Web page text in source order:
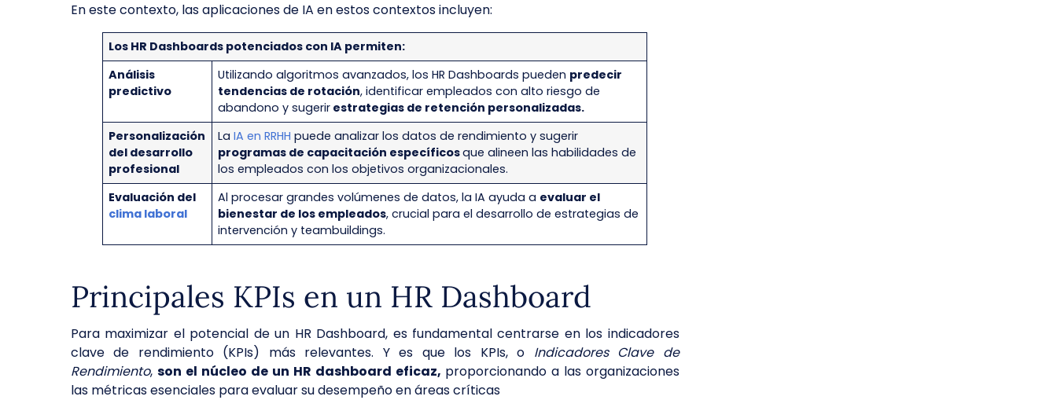
En este contexto, las aplicaciones de IA en estos contextos incluyen:
Los HR Dashboards potenciados con IA permiten:
Análisis
predictivo
Utilizando algoritmos avanzados, los HR Dashboards pueden predecir
tendencias de rotación, identificar empleados con alto riesgo de
abandono y sugerir estrategias de retención personalizadas.
Personalización
del desarrollo
profesional
La IA en RRHH puede analizar los datos de rendimiento y sugerir
programas de capacitación específicosque alineen las habilidades de
los empleados con los objetivos organizacionales.
Evaluación del
clima laboral
Al procesar grandes volúmenes de datos, la IA ayuda a evaluar el
bienestar de los empleados, crucial para el desarrollo de estrategias de
intervención y teambuildings.
Principales KPIs en un HR Dashboard
Para maximizar el potencial de un HR Dashboard, es fundamental centrarse en los indicadores
clave de rendimiento (KPIs) más relevantes. Y es que los KPIs, o Indicadores Clave de
Rendimiento, son el núcleo de un HR dashboard eficaz, proporcionando a las organizaciones
las métricas esenciales para evaluar su desempeño en áreas críticas